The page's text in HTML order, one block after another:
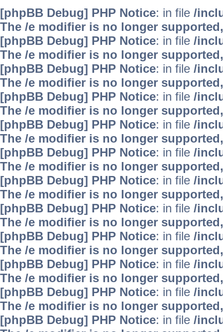
[phpBB Debug] PHP Notice: in file /
The /e modifier is no longer
[phpBB Debug] PHP Notice: in file /
The /e modifier is no longer
[phpBB Debug] PHP Notice: in file /
The /e modifier is no longer
[phpBB Debug] PHP Notice: in file /
The /e modifier is no longer
[phpBB Debug] PHP Notice: in file /
The /e modifier is no longer
[phpBB Debug] PHP Notice: in file /
The /e modifier is no longer
[phpBB Debug] PHP Notice: in file /
The /e modifier is no longer
[phpBB Debug] PHP Notice: in file /
The /e modifier is no longer
[phpBB Debug] PHP Notice: in file /
The /e modifier is no longer
[phpBB Debug] PHP Notice: in file /
The /e modifier is no longer
[phpBB Debug] PHP Notice: in file /
The /e modifier is no longer
[phpBB Debug] PHP Notice: in file /